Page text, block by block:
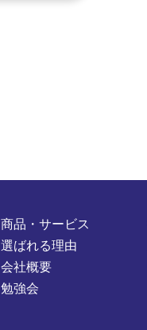
商品・サービス
選ばれる理由
会社概要
勉強会